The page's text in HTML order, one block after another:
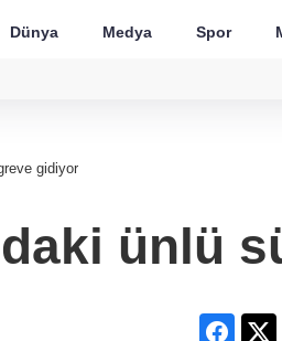
Dünya Medya Spor
gidiyor
ünlü